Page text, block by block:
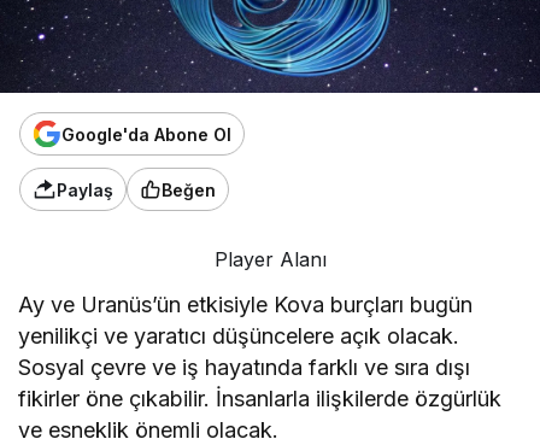
Google'da Abone Ol
Paylaş Beğen
Player Alanı
Ay ve Uranüs’ün etkisiyle Kova burçları bugün
yenilikçi ve yaratıcı düşüncelere açık olacak.
Sosyal çevre ve iş hayatında farklı ve sıra dışı
fikirler öne çıkabilir. İnsanlarla ilişkilerde özgürlük
ve esneklik önemli olacak.